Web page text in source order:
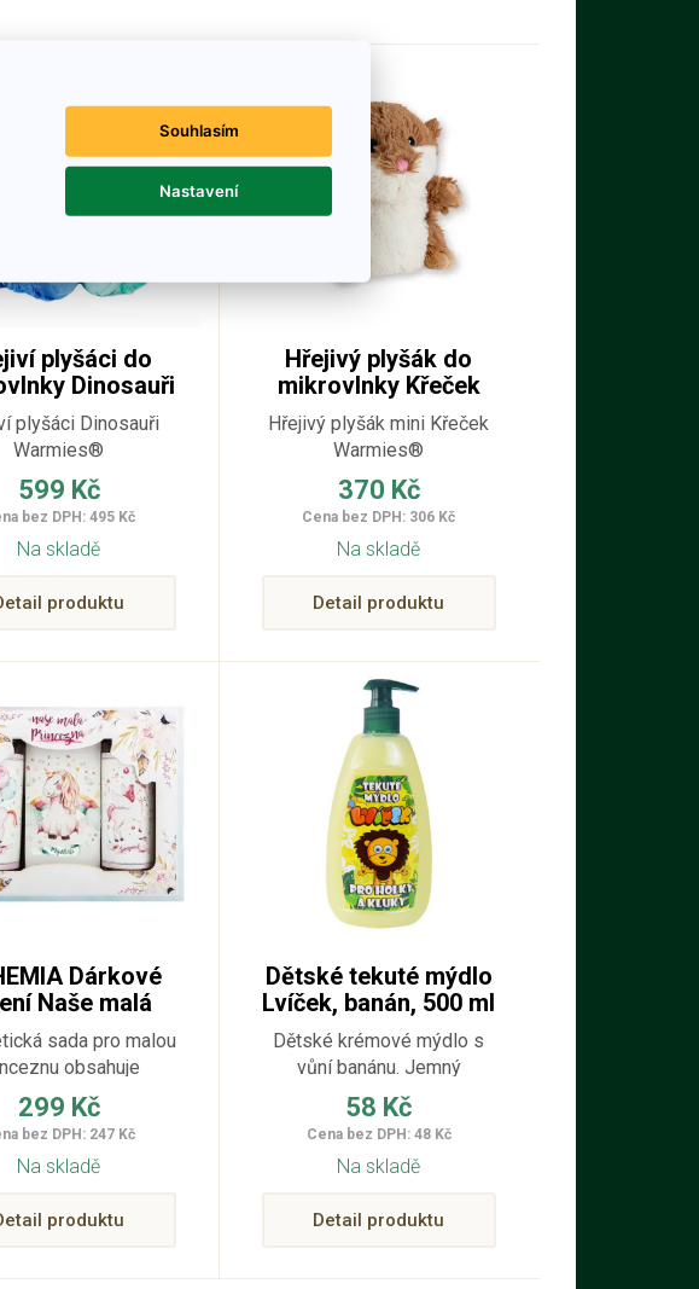
plyšáci do
Dinosauři
plyšáci Dinosauři
Warmies®
599 Kč
bez DPH: 495 Kč
Na skladě
produktu
Hřejivý plyšák do
mikrovlnky Křeček
malý
Hřejivý plyšák mini Křeček
Warmies®
370 Kč
Cena bez DPH: 306 Kč
Na skladě
Detail produktu
Dárkové
Naše malá
–
gel,
a mýdlo
sada pro malou
obsahuje
gel, vlasový
a toaletní mýdlo.
dárek pro holky s
jednorožce na
etiketách.
299 Kč
bez DPH: 247 Kč
Na skladě
produktu
Dětské tekuté mýdlo
Lvíček, banán, 500 ml
Dětské krémové mýdlo s
vůní banánu. Jemný
prostředek osobní hygieny
vhodný pro mytí celého těla.
Obsahuje kvalitní ošetřující
olivový olej a ovocný
extrakt z Citrus limonum,
jehož součástí jsou AHA
kyseliny a další prospěšné
látky.
58 Kč
Cena bez DPH: 48 Kč
Na skladě
Detail produktu
Souhlasím
Nastavení